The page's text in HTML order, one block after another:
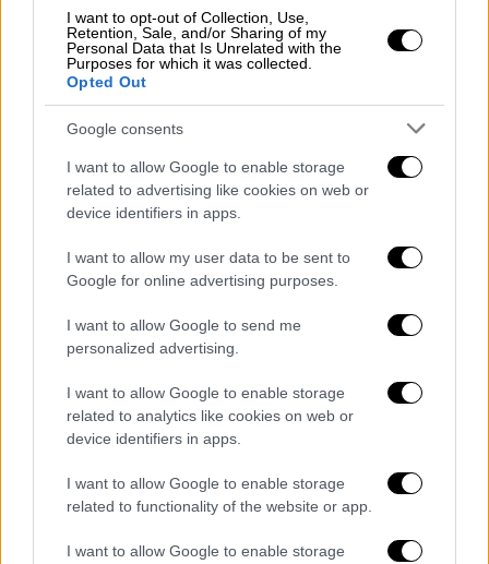
I want to opt-out of Collection, Use,
Retention, Sale, and/or Sharing of my
Personal Data that Is Unrelated with the
Purposes for which it was collected.
Opted Out
Google consents
I want to allow Google to enable storage
related to advertising like cookies on web or
device identifiers in apps.
I want to allow my user data to be sent to
Google for online advertising purposes.
I want to allow Google to send me
personalized advertising.
I want to allow Google to enable storage
related to analytics like cookies on web or
device identifiers in apps.
I want to allow Google to enable storage
related to functionality of the website or app.
I want to allow Google to enable storage
Η ανακοίνωση της εταιρείας
Οικονομία|03.11.2023 09:25
Η ΔΕΗ εξαγόρασε τον Κωτσόβολο! Στα
Τι αναφέρεται στην ανακοίνωση της ΔΕΗ